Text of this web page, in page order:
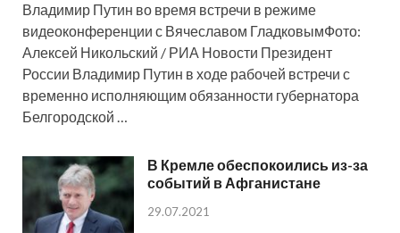
Владимир Путин во время встречи в режиме
видеоконференции с Вячеславом ГладковымФото:
Алексей Никольский / РИА Новости Президент
России Владимир Путин в ходе рабочей встречи с
временно исполняющим обязанности губернатора
Белгородской …
В Кремле обеспокоились из-за
событий в Афганистане
29.07.2021